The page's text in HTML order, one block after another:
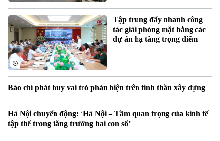
Hà Nội
Chính trị
Xã hội
An ninh trật tự
Hà Nội
Nhịp sống Hà Nội
Người Hà Nội
Khoảnh khắc Hà Nội
Ẩm thực
Thế giới
Tin tức
Hồ sơ
Kinh tế
Tin tức
Cafe sáng
Nhà đất
Tin tức
Tập trung đẩy nhanh công
tác giải phóng mặt bằng các
dự án hạ tầng trọng điểm
Báo chí phát huy vai trò phản biện trên tinh thần xây dựng
Hà Nội chuyển động: ‘Hà Nội – Tầm quan trọng của kinh tế
tập thể trong tăng trưởng hai con số’